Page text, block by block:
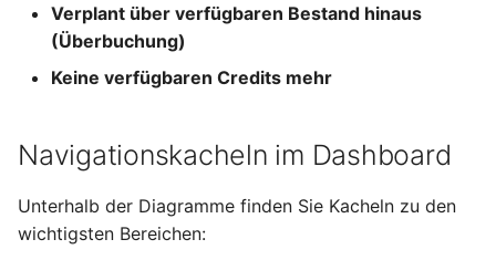
Verplant über verfügbaren Bestand hinaus
(Überbuchung)
Keine verfügbaren Credits mehr
Navigationskacheln im Dashboard
Unterhalb der Diagramme finden Sie Kacheln zu den
wichtigsten Bereichen: